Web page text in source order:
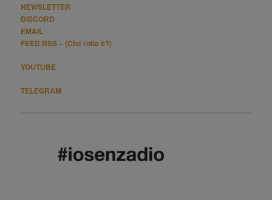
NEWSLETTER
DISCORD
EMAIL
FEED RSS–(Che roba è?)
YOUTUBE
TELEGRAM